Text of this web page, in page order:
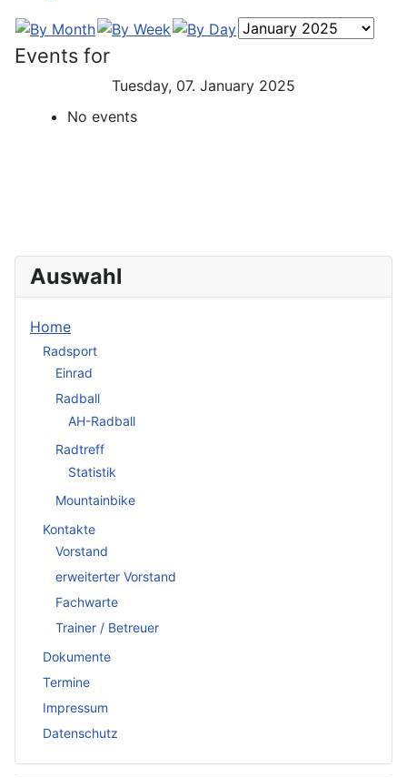
Events for
Tuesday, 07. January 2025
No events
Auswahl
Home
Radsport
Einrad
Radball
AH-Radball
Radtreff
Statistik
Mountainbike
Kontakte
Vorstand
erweiterter Vorstand
Fachwarte
Trainer / Betreuer
Dokumente
Termine
Impressum
Datenschutz